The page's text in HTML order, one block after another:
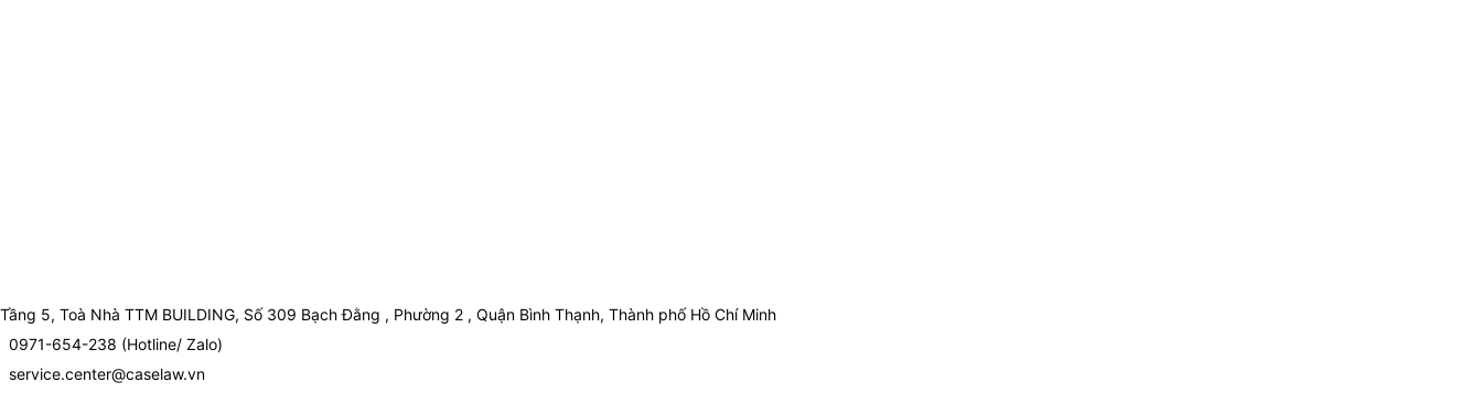
Tầng 5, Toà Nhà TTM BUILDING, Số 309 Bạch Đằng , Phường 2 , Quận Bình Thạnh, Thành phố Hồ Chí Minh
0971-654-238 (Hotline/ Zalo)
service.center@caselaw.vn